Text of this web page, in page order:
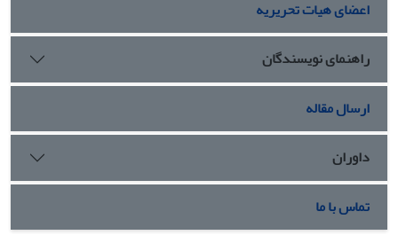
اعضای هیات تحریریه
راهنمای نویسندگان
ارسال مقاله
داوران
تماس با ما